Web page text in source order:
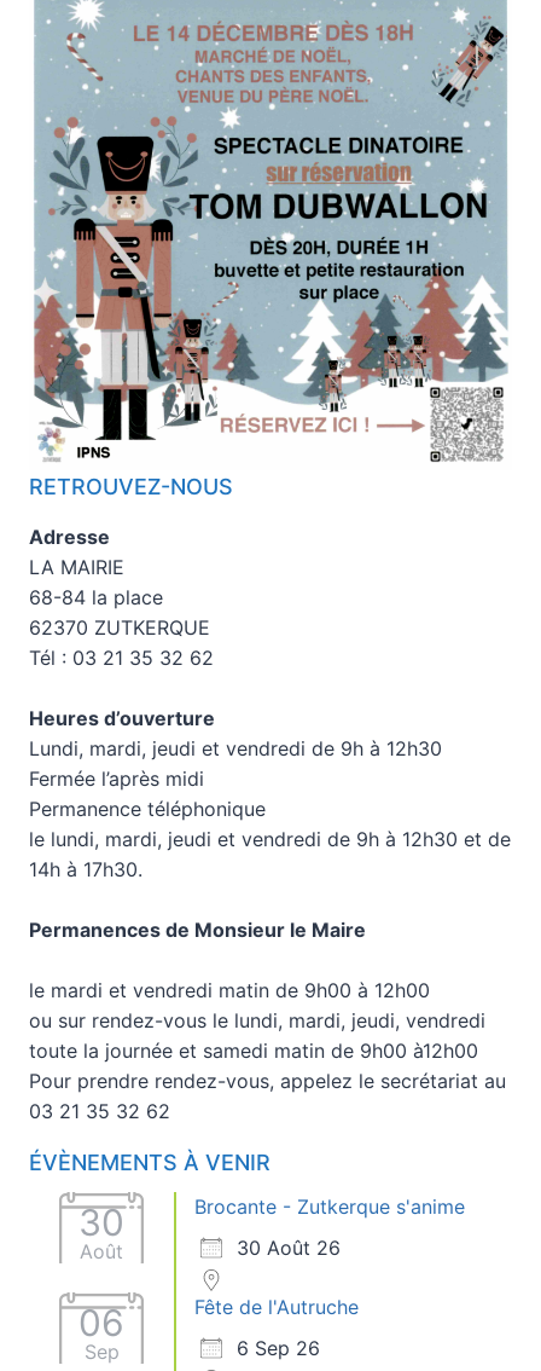
RETROUVEZ-NOUS
Adresse
LA MAIRIE
68-84 la place
62370 ZUTKERQUE
Tél : 03 21 35 32 62
Heures d’ouverture
Lundi, mardi, jeudi et vendredi de 9h à 12h30
Fermée l’après midi
Permanence téléphonique
le lundi, mardi, jeudi et vendredi de 9h à 12h30 et de
14h à 17h30.
Permanences de Monsieur le Maire
le mardi et vendredi matin de 9h00 à 12h00
ou sur rendez-vous le lundi, mardi, jeudi, vendredi
toute la journée et samedi matin de 9h00 à12h00
Pour prendre rendez-vous, appelez le secrétariat au
03 21 35 32 62
ÉVÈNEMENTS À VENIR
30
Août
Brocante - Zutkerque s'anime
30 Août 26
06
Sep
Fête de l'Autruche
6 Sep 26